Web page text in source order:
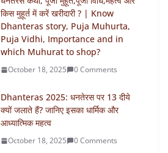
किस मुहूर्त में करें खरीदारी ? | Know
Dhanteras story, Puja Muhurta,
Puja Vidhi, Importance and in
which Muhurat to shop?
October 18, 2025 0 Comments
Dhanteras 2025: धनतेरस पर 13 दीये
क्यों जलाते हैं? जानिए इसका धार्मिक और
आध्यात्मिक महत्व
October 18, 2025 0 Comments